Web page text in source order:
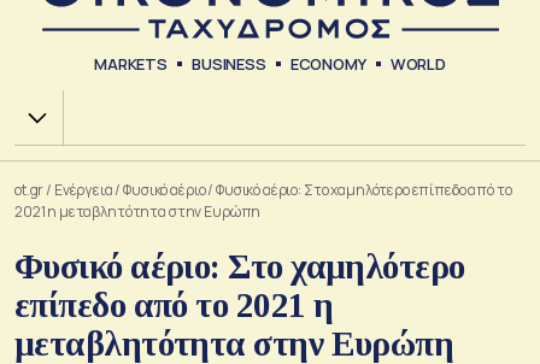
MARKETS BUSINESS ECONOMY WORLD
Χ.Α.
ot.gr/ Ενέργεια/Φυσικό αέριο/Φυσικό αέριο: Στο χαμηλότερο επίπεδο από το
2021 η μεταβλητότητα στην Ευρώπη
Φυσικό αέριο: Στο χαμηλότερο
επίπεδο από το 2021 η
μεταβλητότητα στην Ευρώπη